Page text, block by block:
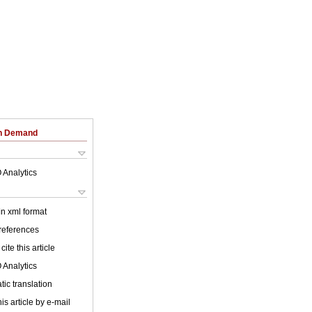
Demand
Analytics
xml format
this article
Analytics
translation
article by e-mail